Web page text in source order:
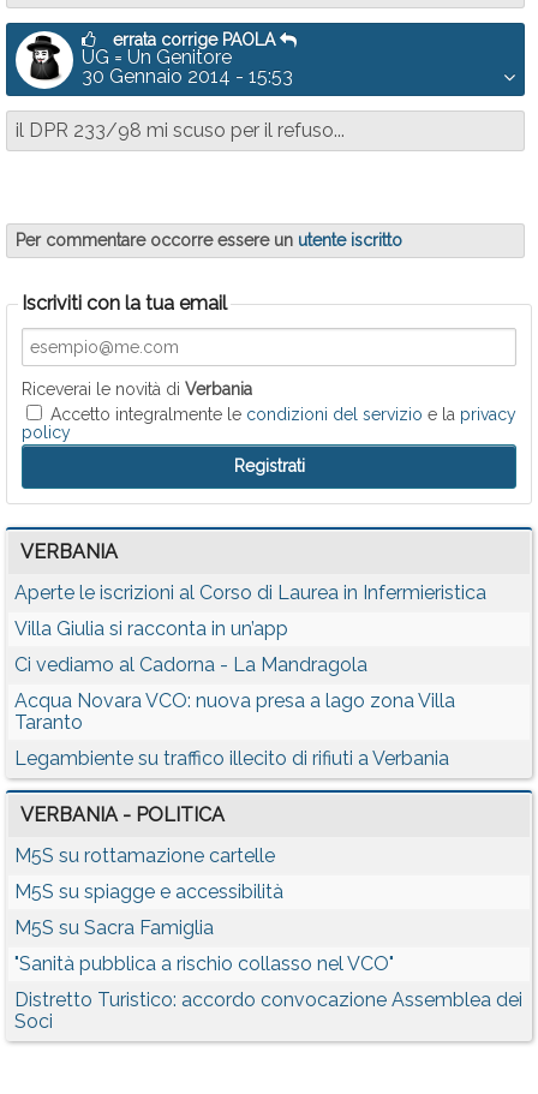
errata corrige PAOLA
UG = Un Genitore
30 Gennaio 2014 - 15:53
il DPR 233/98 mi scuso per il refuso...
Per commentare occorre essere un utente iscritto
Iscriviti con la tua email
Riceverai le novità di Verbania
Accetto integralmente le condizioni del servizio e la privacy
policy
VERBANIA
Aperte le iscrizioni al Corso di Laurea in Infermieristica
Villa Giulia si racconta in un’app
Ci vediamo al Cadorna - La Mandragola
Acqua Novara VCO: nuova presa a lago zona Villa
Taranto
Legambiente su traffico illecito di rifiuti a Verbania
VERBANIA - POLITICA
M5S su rottamazione cartelle
M5S su spiagge e accessibilità
M5S su Sacra Famiglia
"Sanità pubblica a rischio collasso nel VCO"
Distretto Turistico: accordo convocazione Assemblea dei
Soci